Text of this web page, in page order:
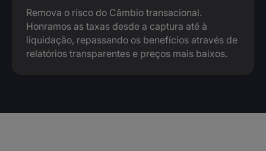
Remova o risco do Câmbio transacional.
Honramos as taxas desde a captura até à
liquidação, repassando os benefícios através de
relatórios transparentes e preços mais baixos.